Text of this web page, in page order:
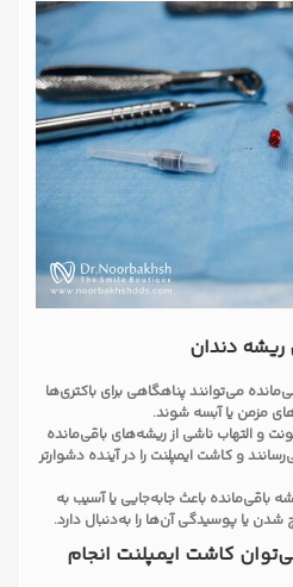
دندان
می‌توانند پناهگاهی برای باکتری‌ها
مزمن یا آبسه شوند.
و التهاب ناشی از ریشه‌های باقی‌مانده
و کاشت ایمپلنت را در آینده دشوارتر
باقی‌مانده باعث جابه‌جایی یا آسیب به
یا پوسیدگی آن‌ها را به‌دنبال دارد.
کاشت ایمپلنت انجام